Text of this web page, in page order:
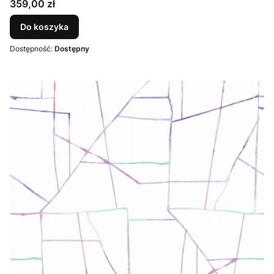
Cena
359,00 zł
Do koszyka
Dostępność: Dostępny